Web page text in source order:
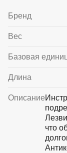
ТОВАРЫ
Sale
Бренд
Вес
Базовая
Длина
Описание
что